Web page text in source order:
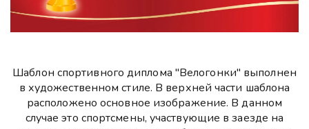
Шаблон спортивного диплома "Велогонки" выполнен
в художественном стиле. В верхней части шаблона
расположено основное изображение. В данном
случае это спортсмены, участвующие в заезде на